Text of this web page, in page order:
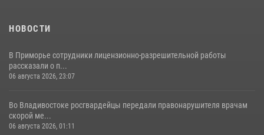
НОВОСТИ
В Приморье сотрудники лицензионно-разрешительной работы
рассказали о п...
06 августа 2026, 23:07
Во Владивостоке росгвардейцы передали правонарушителя врачам
скорой ме...
06 августа 2026, 01:11